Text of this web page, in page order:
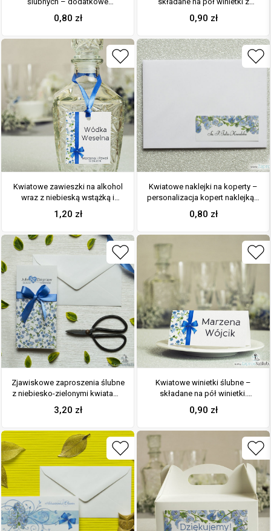
karteczki władane do
zaproszeń z niebiesko-
0,80 zł
niebiesko-zielonym motywem
kwiatowym, prostokątem oraz
0,90 zł
Kwiatowe zawieszki na alkohol
wraz z niebieską wstążką i
pionowym motywem zielono-
niebieskich kwiatów
1,20 zł
Kwiatowe naklejki na koperty –
personalizacja kopert naklejką z
niebiesko-zielonymi kwiatami
0,80 zł
Zjawiskowe zaproszenia ślubne
z niebiesko-zielonymi kwiatami,
przewiązane wstążką
satynowaną w kolorze
3,20 zł
Kwiatowe winietki ślubne –
składane na pół winietki.
Niebiesko zielony motyw
kwiatowy z pionową malowaną
0,90 zł